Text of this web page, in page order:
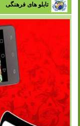
تابلو های فرهنگی